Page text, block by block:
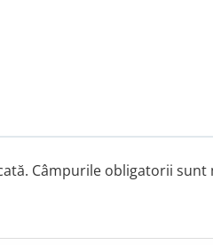
Câmpurile obligatorii sunt